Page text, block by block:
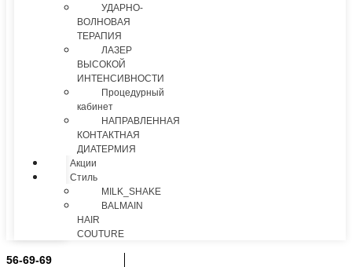
УДАРНО-
ВОЛНОВАЯ
ТЕРАПИЯ
ЛАЗЕР
ВЫСОКОЙ
ИНТЕНСИВНОСТИ
Процедурный
кабинет
НАПРАВЛЕННАЯ
КОНТАКТНАЯ
ДИАТЕРМИЯ
Акции
Стиль
MILK_SHAKE
BALMAIN
HAIR
COUTURE
56-69-69